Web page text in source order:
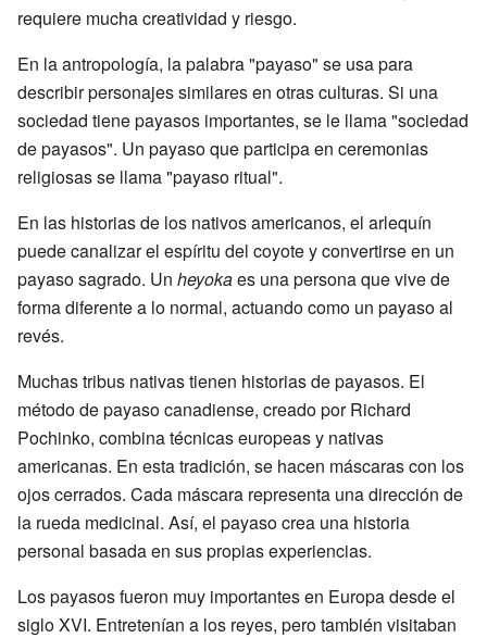
requiere mucha creatividad y riesgo.
En la antropología, la palabra "payaso" se usa para
describir personajes similares en otras culturas. Si una
sociedad tiene payasos importantes, se le llama "sociedad
de payasos". Un payaso que participa en ceremonias
religiosas se llama "payaso ritual".
En las historias de los nativos americanos, el arlequín
puede canalizar el espíritu del coyote y convertirse en un
payaso sagrado. Un heyokaes una persona que vive de
forma diferente a lo normal, actuando como un payaso al
revés.
Muchas tribus nativas tienen historias de payasos. El
método de payaso canadiense, creado por Richard
Pochinko, combina técnicas europeas y nativas
americanas. En esta tradición, se hacen máscaras con los
ojos cerrados. Cada máscara representa una dirección de
la rueda medicinal. Así, el payaso crea una historia
personal basada en sus propias experiencias.
Los payasos fueron muy importantes en Europa desde el
siglo XVI. Entretenían a los reyes, pero también visitaban